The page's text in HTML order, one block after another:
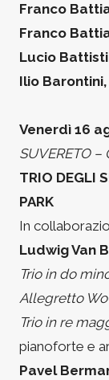
Franco
Franco
Lucio Battisti
Ilio Barontini,
Venerdì 16
SUVERETO
TRIO DEGLI
PARK
In
Ludwig Van
Trio in do
Allegretto
Trio in re
pianoforte e
Pavel